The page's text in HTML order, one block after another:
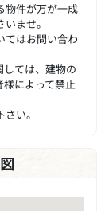
物件が万が一成
ませ。
てはお問い合わ
ては、建物の
によって禁止
い。